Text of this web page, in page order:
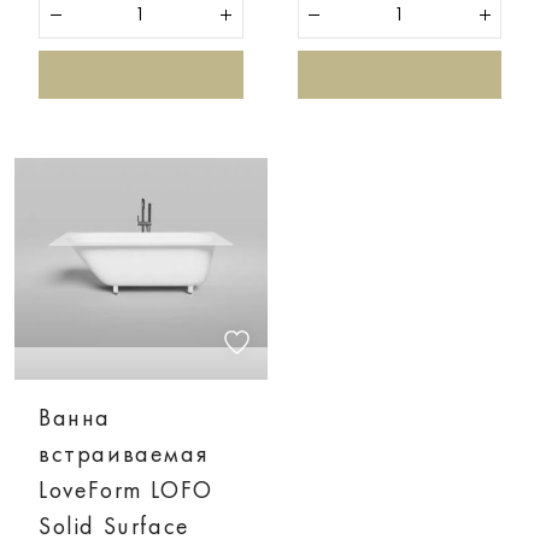
Ванна
встраиваемая
LoveForm LOFO
Solid Surface